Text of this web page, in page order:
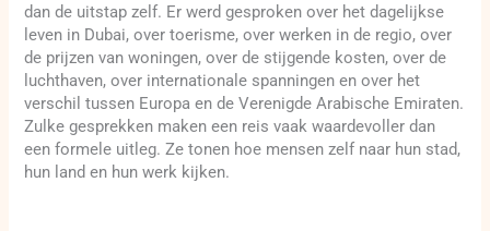
dan de uitstap zelf. Er werd gesproken over het dagelijkse
leven in Dubai, over toerisme, over werken in de regio, over
de prijzen van woningen, over de stijgende kosten, over de
luchthaven, over internationale spanningen en over het
verschil tussen Europa en de Verenigde Arabische Emiraten.
Zulke gesprekken maken een reis vaak waardevoller dan
een formele uitleg. Ze tonen hoe mensen zelf naar hun stad,
hun land en hun werk kijken.